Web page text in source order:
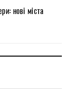
нові міста